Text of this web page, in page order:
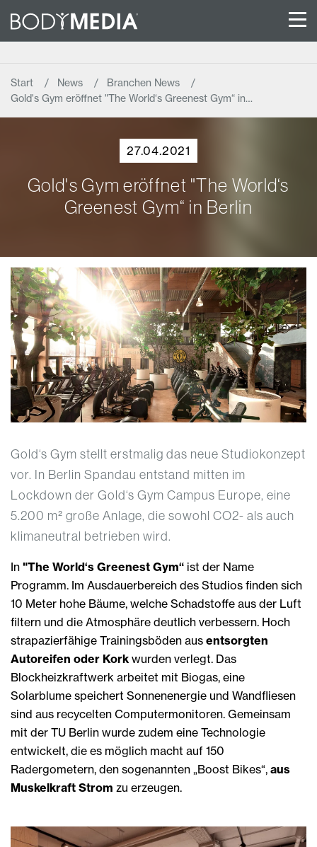
Start News
Branchen News
Gold's Gym eröffnet "The World‘s Greenest Gym“ in…
27.04.2021
Gold's Gym eröffnet "The World‘s
Greenest Gym“ in Berlin
Gold‘s Gym stellt erstmalig das neue Studiokonzept
vor. In Berlin Spandau entstand mitten im
Lockdown der Gold‘s Gym Campus Europe, eine
5.200 m² große Anlage, die sowohl CO2- als auch
klimaneutral betrieben wird.
In "The World‘s Greenest Gym“ ist der Name
Programm. Im Ausdauerbereich des Studios finden sich
10 Meter hohe Bäume, welche Schadstoffe aus der Luft
filtern und die Atmosphäre deutlich verbessern. Hoch
strapazierfähige Trainingsböden aus entsorgten
Autoreifen oder Kork wurden verlegt. Das
Blockheizkraftwerk arbeitet mit Biogas, eine
Solarblume speichert Sonnenenergie und Wandfliesen
sind aus recycelten Computermonitoren. Gemeinsam
mit der TU Berlin wurde zudem eine Technologie
entwickelt, die es möglich macht auf 150
Radergometern, den sogenannten „Boost Bikes“, aus
Muskelkraft Strom zu erzeugen.